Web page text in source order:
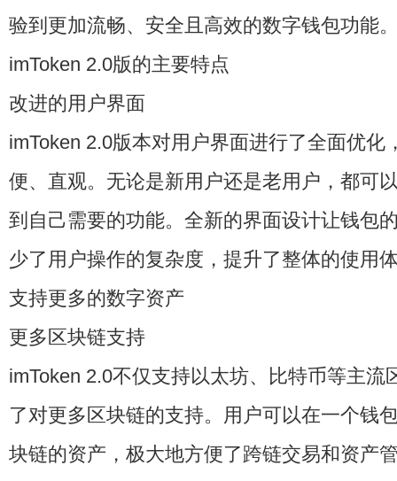
验到更加流畅、安全且高效的数字钱包功能
imToken 2.0版的主要特点
改进的用户界面
imToken 2.0版本对用户界面进行了全面优化
便、直观。无论是新用户还是老用户，都可
到自己需要的功能。全新的界面设计让钱包
少了用户操作的复杂度，提升了整体的使用
支持更多的数字资产
更多区块链支持
imToken 2.0不仅支持以太坊、比特币等主流
了对更多区块链的支持。用户可以在一个钱
块链的资产，极大地方便了跨链交易和资产